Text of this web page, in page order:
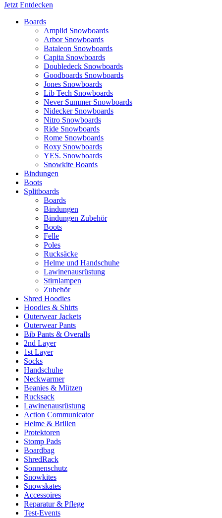
Jetzt Entdecken
Boards
Amplid Snowboards
Arbor Snowboards
Bataleon Snowboards
Capita Snowboards
Doubledeck Snowboards
Goodboards Snowboards
Jones Snowboards
Lib Tech Snowboards
Never Summer Snowboards
Nidecker Snowboards
Nitro Snowboards
Ride Snowboards
Rome Snowboards
Roxy Snowboards
YES. Snowboards
Snowkite Boards
Bindungen
Boots
Splitboards
Boards
Bindungen
Bindungen Zubehör
Boots
Felle
Poles
Rucksäcke
Helme und Handschuhe
Lawinenausrüstung
Stirnlampen
Zubehör
Shred Hoodies
Hoodies & Shirts
Outerwear Jackets
Outerwear Pants
Bib Pants & Overalls
2nd Layer
1st Layer
Socks
Handschuhe
Neckwarmer
Beanies & Mützen
Rucksack
Lawinenausrüstung
Action Communicator
Helme & Brillen
Protektoren
Stomp Pads
Boardbag
ShredRack
Sonnenschutz
Snowkites
Snowskates
Accessoires
Reparatur & Pflege
Test-Events